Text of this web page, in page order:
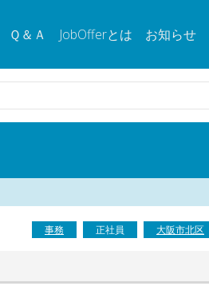
Ｑ＆Ａ JobOfferとは お知らせ
事務 正社員 大阪市北区